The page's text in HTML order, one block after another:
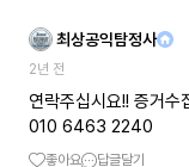
최상공익탐정사
2년 전
연락주십시요!! 증거
010 6463 2240
좋아요 답글달기